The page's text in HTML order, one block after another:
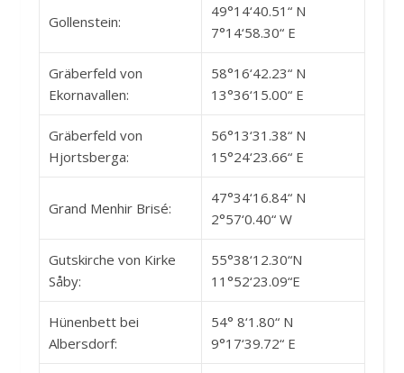
Gollenstein:
49°14‘40.51“ N
7°14‘58.30“ E
Gräberfeld von
Ekornavallen:
58°16‘42.23“ N
13°36‘15.00“ E
Gräberfeld von
Hjortsberga:
56°13‘31.38“ N
15°24‘23.66“ E
Grand Menhir Brisé:
47°34‘16.84“ N
2°57‘0.40“ W
Gutskirche von Kirke
Såby:
55°38‘12.30“N
11°52‘23.09“E
Hünenbett bei
Albersdorf:
54° 8‘1.80“ N
9°17‘39.72“ E